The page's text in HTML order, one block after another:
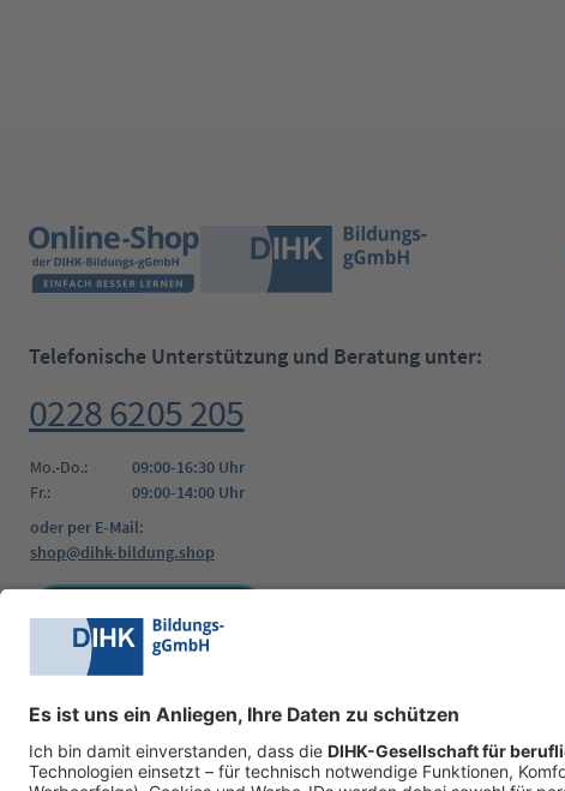
Telefonische Unterstützung und Beratung unter:
0228 6205 205
Mo.-Do.:
09:00-16:30 Uhr
Fr.:
09:00-14:00 Uhr
oder per E-Mail:
shop@dihk-bildung.shop